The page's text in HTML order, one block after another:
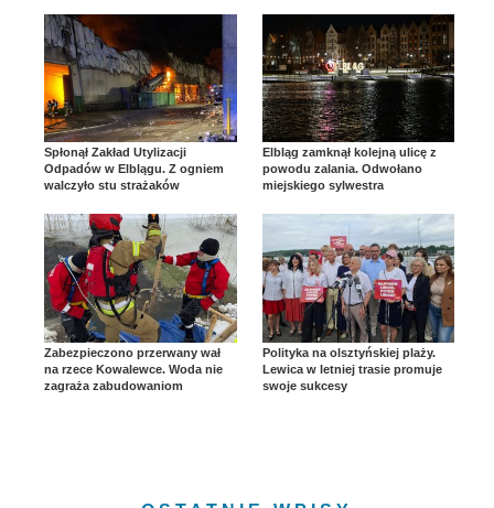
Spłonął Zakład Utylizacji
Odpadów w Elblągu. Z ogniem
walczyło stu strażaków
Elbląg zamknął kolejną ulicę z
powodu zalania. Odwołano
miejskiego sylwestra
Zabezpieczono przerwany wał
na rzece Kowalewce. Woda nie
zagraża zabudowaniom
Polityka na olsztyńskiej plaży.
Lewica w letniej trasie promuje
swoje sukcesy